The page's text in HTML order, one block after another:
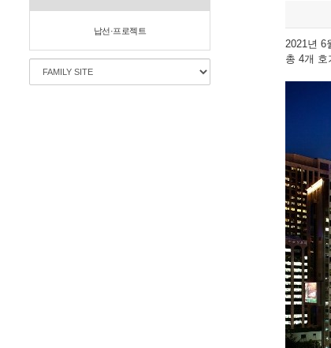
납선·프로젝트
2021년 6
총 4개 호